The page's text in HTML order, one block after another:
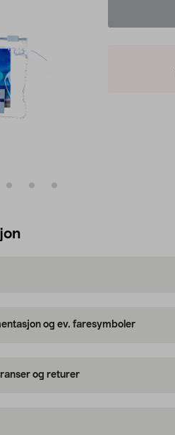
og ev. faresymboler
og returer